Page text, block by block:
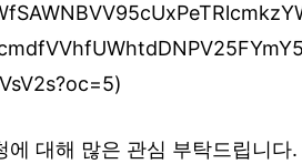
대해 많은 관심 부탁드립니다.